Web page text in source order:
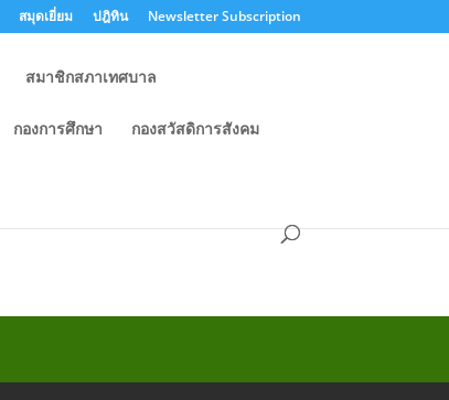
สมุดเยี่ยม ปฎิทิน Newsletter Subscription
สมาชิกสภาเทศบาล
กองการศึกษา กองสวัสดิการสังคม